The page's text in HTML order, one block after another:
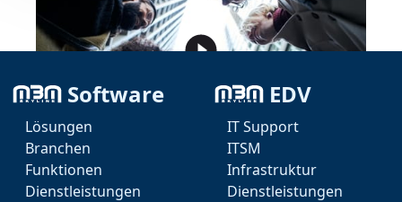
Template Präsenation
Software
Lösungen
Branchen
Funktionen
Dienstleistungen
EDV
IT Support
ITSM
Infrastruktur
Dienstleistungen